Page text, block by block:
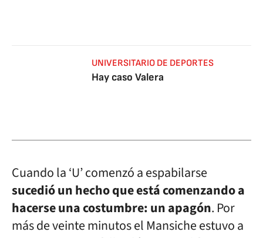
UNIVERSITARIO DE DEPORTES
Hay caso Valera
Cuando la ‘U’ comenzó a espabilarse
sucedió un hecho que está comenzando a
hacerse una costumbre: un apagón. Por
más de veinte minutos el Mansiche estuvo a